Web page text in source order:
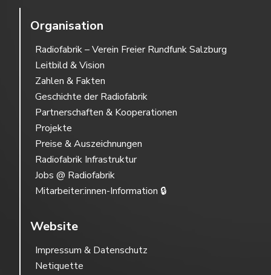
Organisation
Radiofabrik – Verein Freier Rundfunk Salzburg
Leitbild & Vision
Zahlen & Fakten
Geschichte der Radiofabrik
Partnerschaften & Kooperationen
Projekte
Preise & Auszeichnungen
Radiofabrik Infrastruktur
Jobs @ Radiofabrik
Mitarbeiter:innen-Information 🔒
Website
Impressum & Datenschutz
Netiquette